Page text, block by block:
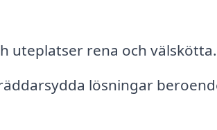
uteplatser rena och välskötta.
lösningar